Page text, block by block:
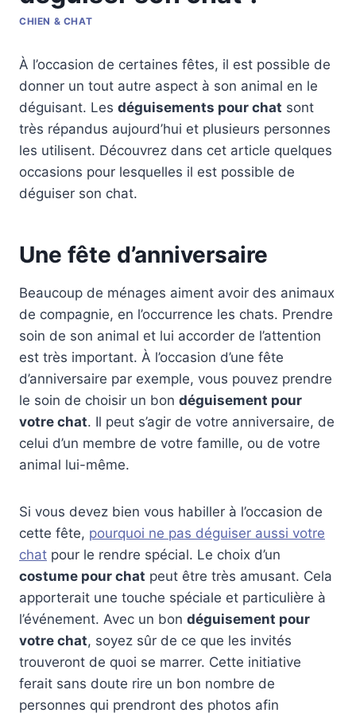
CHIEN & CHAT
À l’occasion de certaines fêtes, il est possible de
donner un tout autre aspect à son animal en le
déguisant. Les déguisements pour chat sont
très répandus aujourd’hui et plusieurs personnes
les utilisent. Découvrez dans cet article quelques
occasions pour lesquelles il est possible de
déguiser son chat.
Une fête d’anniversaire
Beaucoup de ménages aiment avoir des animaux
de compagnie, en l’occurrence les chats. Prendre
soin de son animal et lui accorder de l’attention
est très important. À l’occasion d’une fête
d’anniversaire par exemple, vous pouvez prendre
le soin de choisir un bon déguisement pour
votre chat. Il peut s’agir de votre anniversaire, de
celui d’un membre de votre famille, ou de votre
animal lui-même.
Si vous devez bien vous habiller à l’occasion de
cette fête, pourquoi ne pas déguiser aussi votre
chat pour le rendre spécial. Le choix d’un
costume pour chat peut être très amusant. Cela
apporterait une touche spéciale et particulière à
l’événement. Avec un bon déguisement pour
votre chat, soyez sûr de ce que les invités
trouveront de quoi se marrer. Cette initiative
ferait sans doute rire un bon nombre de
personnes qui prendront des photos afin